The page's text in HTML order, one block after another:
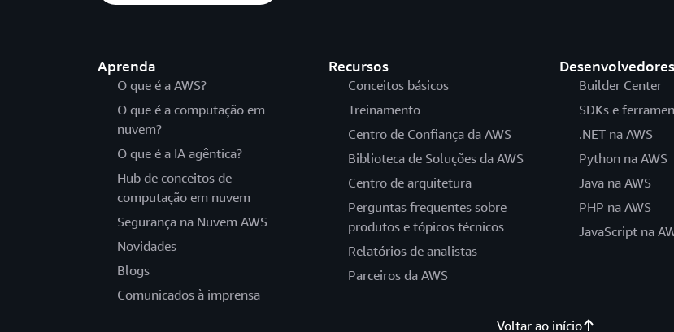
Aprenda
O que é a AWS?
O que é a computação em
nuvem?
O que é a IA agêntica?
Hub de conceitos de
computação em nuvem
Segurança na Nuvem AWS
Novidades
Blogs
Comunicados à imprensa
Recursos
Conceitos básicos
Treinamento
Centro de Confiança da AWS
Biblioteca de Soluções da AWS
Centro de arquitetura
Perguntas frequentes sobre
produtos e tópicos técnicos
Relatórios de analistas
Parceiros da AWS
Desenvolvedores
Builder Center
SDKs e
.NET na AWS
Python na AWS
Java na AWS
PHP na AWS
JavaScript na
Voltar ao início